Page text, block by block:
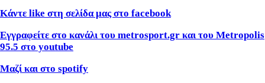
Κάντε like στη σελίδα μας στο facebook
Εγγραφείτε στο κανάλι του metrosport.gr και του Metropolis
95.5 στο youtube
Μαζί και στο spotify